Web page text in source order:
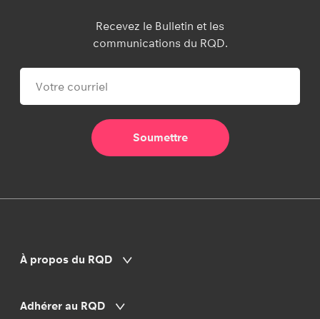
Recevez le Bulletin et les
communications du RQD.
À propos du RQD
Adhérer au RQD